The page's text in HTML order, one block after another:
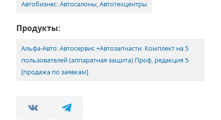
Автобизнес: Автосалоны, Автотехцентры
Продукты:
Альфа-Авто: Автосервис +Автозапчасти. Комплект на 5
пользователей (аппаратная защита) Проф, редакция 5
[продажа по заявкам]